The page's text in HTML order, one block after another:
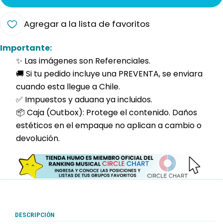
Agregar a la lista de favoritos
Importante:
✨ Las imágenes son Referenciales.
🚚 Si tu pedido incluye una PREVENTA, se enviara
cuando esta llegue a Chile.
✅ Impuestos y aduana ya incluidos.
📦 Caja (Outbox): Protege el contenido. Daños
estéticos en el empaque no aplican a cambio o
devolución.
DESCRIPCIÓN